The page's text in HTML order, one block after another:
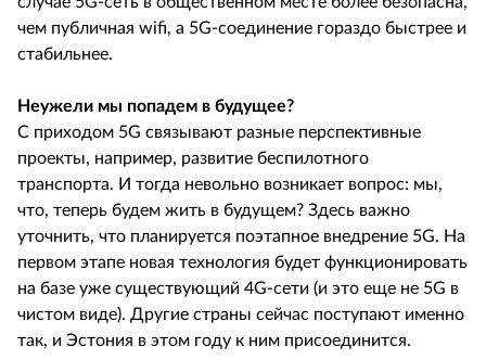
чем публичная wifi, а 5G-соединение гораздо быстрее и
стабильнее.
Неужели мы попадем в будущее?
С приходом 5G связывают разные перспективные
проекты, например, развитие беспилотного
транспорта. И тогда невольно возникает вопрос: мы,
что, теперь будем жить в будущем? Здесь важно
уточнить, что планируется поэтапное внедрение 5G. На
первом этапе новая технология будет функционировать
на базе уже существующий 4G-сети (и это еще не 5G в
чистом виде). Другие страны сейчас поступают именно
так, и Эстония в этом году к ним присоединится.